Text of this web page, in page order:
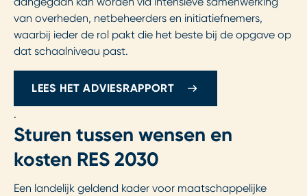
van overheden, netbeheerders en initiatiefnemers,
waarbij ieder de rol pakt die het beste bij de opgave op
dat schaalniveau past.
LEES HET ADVIESRAPPORT
.
Sturen tussen wensen en
kosten RES 2030
Een landelijk geldend kader voor maatschappelijke